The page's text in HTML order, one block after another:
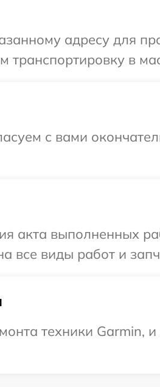
адресу для
в
с вами
акта выполненных
все виды работ и
техники Garmin, и